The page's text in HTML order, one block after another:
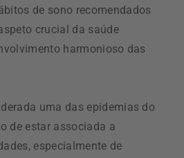
de sono recomendados
crucial da saúde
harmonioso das
uma das epidemias do
de estar associada a
especialmente de